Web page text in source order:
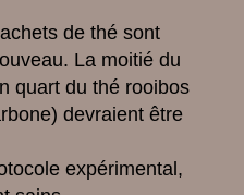
de thé sont
La moitié du
quart du thé rooibos
devraient être
expérimental,